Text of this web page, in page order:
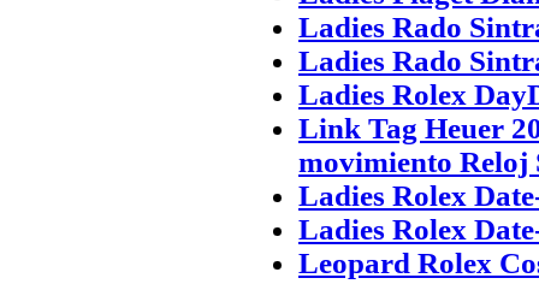
Ladies Rado
Ladies Rado
Ladies Rolex
Link Tag Heuer
movimiento Reloj
Ladies Rolex
Ladies Rolex
Leopard Rolex